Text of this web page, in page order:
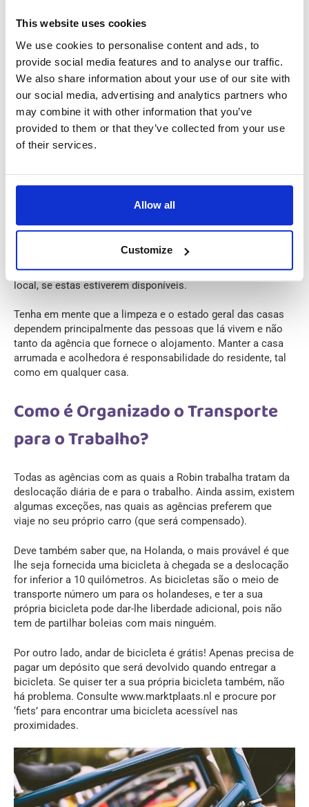
This website uses cookies
We use cookies to personalise content and ads, to
provide social media features and to analyse our traffic.
We also share information about your use of our site with
our social media, advertising and analytics partners who
may combine it with other information that you’ve
provided to them or that they’ve collected from your use
of their services.
Allow all
Customize
Com Quem Irei Viver Quando me
Mudar para o Estrangeiro com a
Ajuda da Robin?
Não importa para que país se mude para trabalhar no
estrangeiro, conte viver com várias nacionalidades. A
Letónia, Itália, Portugal e Espanha.
Na maioria dos casos, a agência tentará encontrar um
colega de quarto da mesma nacionalidade para que se
não esteja satisfeito com o alojamento fornecido, as
agências estão abertas a oferecer-lhe outra casa noutro
local, se estas estiverem disponíveis.
Tenha em mente que a limpeza e o estado geral das casas
dependem principalmente das pessoas que lá vivem e não
tanto da agência que fornece o alojamento. Manter a casa
arrumada e acolhedora é responsabilidade do residente, tal
como em qualquer casa.
Como é Organizado o Transporte
para o Trabalho?
Todas as agências com as quais a Robin trabalha tratam da
deslocação diária de e para o trabalho. Ainda assim, existem
algumas exceções, nas quais as agências preferem que
viaje no seu próprio carro (que será compensado).
Deve também saber que, na Holanda, o mais provável é que
lhe seja fornecida uma bicicleta à chegada se a deslocação
for inferior a 10 quilómetros. As bicicletas são o meio de
transporte número um para os holandeses, e ter a sua
própria bicicleta pode dar-lhe liberdade adicional, pois não
tem de partilhar boleias com mais ninguém.
Por outro lado, andar de bicicleta é grátis! Apenas precisa de
pagar um depósito que será devolvido quando entregar a
bicicleta. Se quiser ter a sua própria bicicleta também, não
há problema. Consulte www.marktplaats.nl e procure por
‘fiets’ para encontrar uma bicicleta acessível nas
proximidades.